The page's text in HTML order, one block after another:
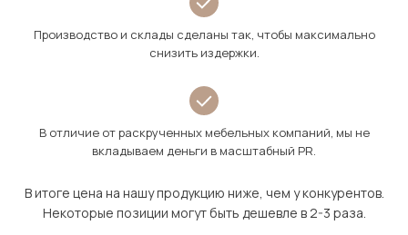
Производство и склады сделаны так, чтобы максимально
снизить издержки.
В отличие от раскрученных мебельных компаний, мы не
вкладываем деньги в масштабный PR.
В итоге цена на нашу продукцию ниже, чем у конкурентов.
Некоторые позиции могут быть дешевле в 2-3 раза.